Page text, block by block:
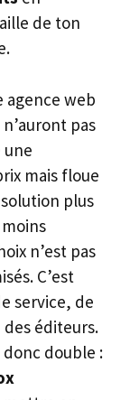
de ton
agence web
pas
une
mais floue
plus
n’est pas
C’est
service, de
éditeurs.
donc double :